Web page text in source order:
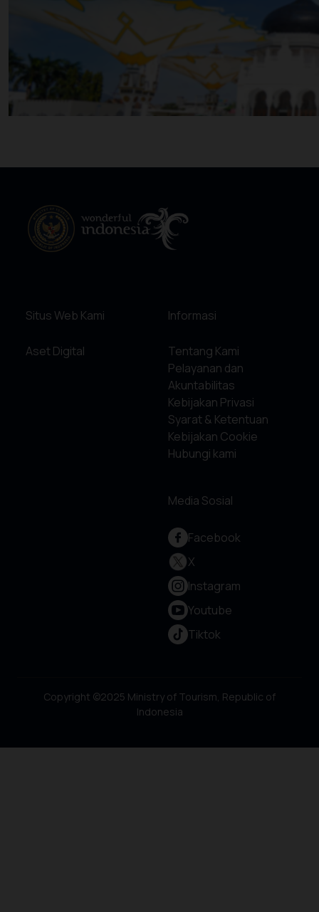
Situs Web Kami
Aset Digital
Informasi
Tentang Kami
Pelayanan dan
Akuntabilitas
Kebijakan Privasi
Syarat & Ketentuan
Kebijakan Cookie
Hubungi kami
Media Sosial
Facebook
X
Instagram
Youtube
Tiktok
Copyright ©2025 Ministry of Tourism, Republic of
Indonesia